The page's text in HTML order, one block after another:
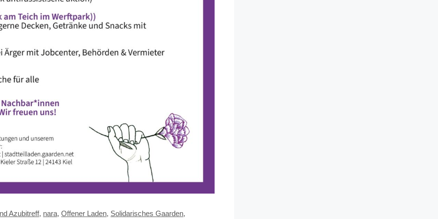
Azubitreff, nara,Offener Laden, Solidarisches Gaarden,